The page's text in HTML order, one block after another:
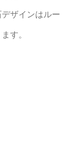
ザインはルー
ます。